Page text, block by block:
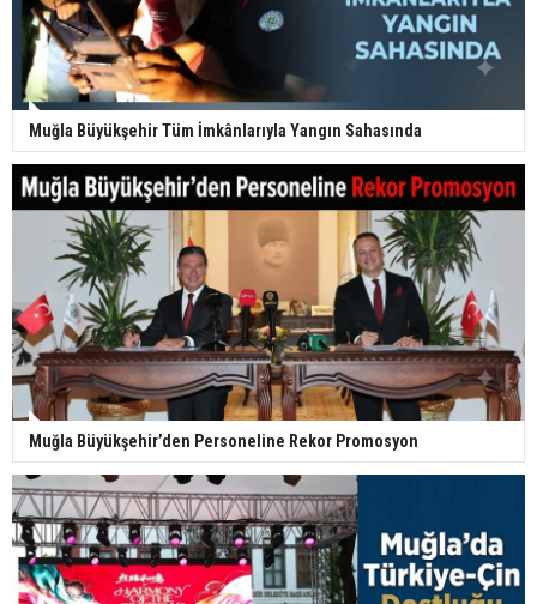
Muğla Büyükşehir Tüm İmkânlarıyla Yangın Sahasında
Muğla Büyükşehir’den Personeline Rekor Promosyon